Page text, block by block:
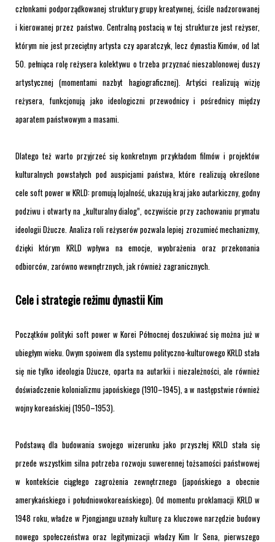
członkami podporządkowanej struktury grupy kreatywnej, ściśle nadzorowanej
i kierowanej przez państwo. Centralną postacią w tej strukturze jest reżyser,
którym nie jest przeciętny artysta czy aparatczyk, lecz dynastia Kimów, od lat
50. pełniąca rolę reżysera kolektywu o trzeba przyznać nieszablonowej duszy
artystycznej (momentami nazbyt hagiograficznej). Artyści realizują wizję
reżysera, funkcjonują jako ideologiczni przewodnicy i pośrednicy między
aparatem państwowym a masami.
Dlatego też warto przyjrzeć się konkretnym przykładom filmów i projektów
kulturalnych powstałych pod auspicjami państwa, które realizują określone
cele soft power w KRLD: promują lojalność, ukazują kraj jako autarkiczny, godny
podziwu i otwarty na „kulturalny dialog”, oczywiście przy zachowaniu prymatu
ideologii Dżucze. Analiza roli reżyserów pozwala lepiej zrozumieć mechanizmy,
dzięki którym KRLD wpływa na emocje, wyobrażenia oraz przekonania
odbiorców, zarówno wewnętrznych, jak również zagranicznych.
Cele i strategie reżimu dynastii Kim
Początków polityki soft power w Korei Północnej doszukiwać się można już w
ubiegłym wieku. Owym spoiwem dla systemu polityczno-kulturowego KRLD stała
się nie tylko ideologia Dżucze, oparta na autarkii i niezależności, ale również
doświadczenie kolonializmu japońskiego (1910–1945), a w następstwie również
wojny koreańskiej (1950–1953).
Podstawą dla budowania swojego wizerunku jako przyszłej KRLD stała się
przede wszystkim silna potrzeba rozwoju suwerennej tożsamości państwowej
w kontekście ciągłego zagrożenia zewnętrznego (japońskiego a obecnie
amerykańskiego i południowokoreańskiego). Od momentu proklamacji KRLD w
1948 roku, władze w Pjongjangu uznały kulturę za kluczowe narzędzie budowy
nowego społeczeństwa oraz legitymizacji władzy Kim Ir Sena, pierwszego